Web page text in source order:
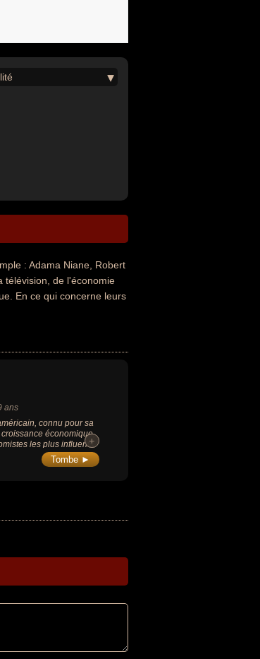
: Adama Niane, Robert
télévision, de l'économie
En ce qui concerne leurs
ans
connu pour sa
économique,
les plus influents
les travaux novateurs sur
économique ont
+
+
Tombe ►